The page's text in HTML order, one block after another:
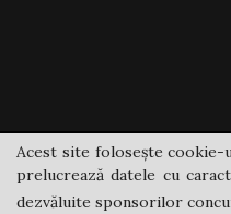
Acest site folosește
prelucrează datele cu
dezvăluite sponsorilor